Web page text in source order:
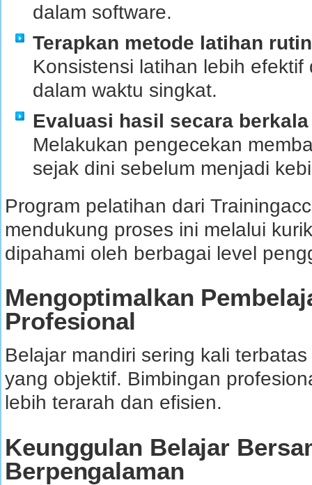
dalam software.
Terapkan metode latihan rutin
Konsistensi latihan lebih
dalam waktu singkat.
Evaluasi hasil secara berkala
Melakukan pengecekan
sejak dini sebelum menjadi
Program pelatihan dari
mendukung proses ini melalui
dipahami oleh berbagai level
Mengoptimalkan
Profesional
Belajar mandiri sering kali
yang objektif. Bimbingan
lebih terarah dan efisien.
Keunggulan Belajar
Berpengalaman